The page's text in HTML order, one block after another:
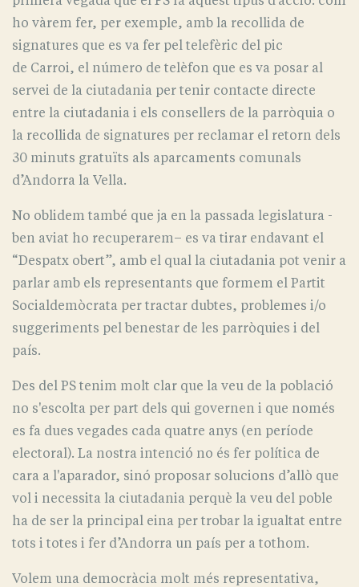
ho vàrem fer, per exemple, amb la recollida de
signatures que es va fer pel telefèric del pic
de Carroi, el número de telèfon que es va posar al
servei de la ciutadania per tenir contacte directe
entre la ciutadania i els consellers de la parròquia o
la recollida de signatures per reclamar el retorn dels
30 minuts gratuïts als aparcaments comunals
d’Andorra la Vella.
No oblidem també que ja en la passada legislatura -
ben aviat ho recuperarem– es va tirar endavant el
“Despatx obert”, amb el qual la ciutadania pot venir a
parlar amb els representants que formem el Partit
Socialdemòcrata per tractar dubtes, problemes i/o
suggeriments pel benestar de les parròquies i del
país.
Des del PS tenim molt clar que la veu de la població
no s'escolta per part dels qui governen i que només
es fa dues vegades cada quatre anys (en període
electoral). La nostra intenció no és fer política de
cara a l'aparador, sinó proposar solucions d’allò que
vol i necessita la ciutadania perquè la veu del poble
ha de ser la principal eina per trobar la igualtat entre
tots i totes i fer d’Andorra un país per a tothom.
Volem una democràcia molt més representativa,